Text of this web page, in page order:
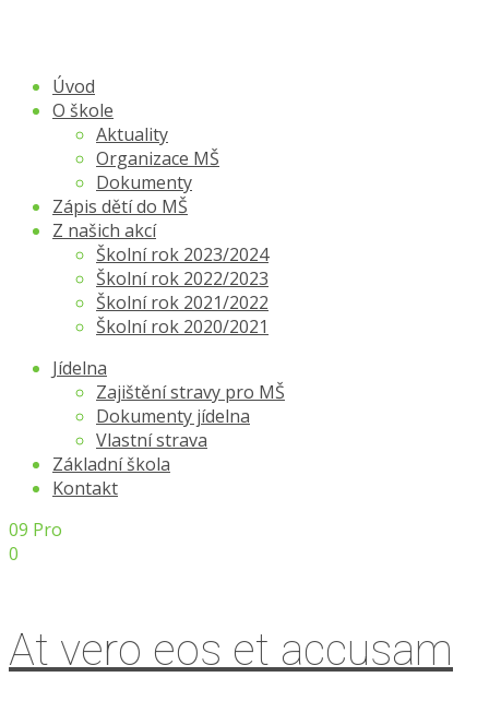
Úvod
O škole
Aktuality
Organizace MŠ
Dokumenty
Zápis dětí do MŠ
Z našich akcí
Školní rok 2023/2024
Školní rok 2022/2023
Školní rok 2021/2022
Školní rok 2020/2021
Jídelna
Zajištění stravy pro MŠ
Dokumenty jídelna
Vlastní strava
Základní škola
Kontakt
09 Pro
0
At vero eos et accusam